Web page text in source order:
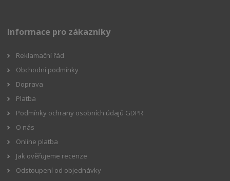
Informace pro zákazníky
Reklamační řád
Obchodní podmínky
Doprava
Platba
Podmínky ochrany osobních údajů GDPR
O nás
Online platba
Jak ověřujeme recenze
Odstoupení od objednávky